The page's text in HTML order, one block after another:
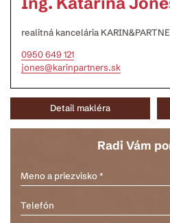
realitná kancelária
0950 649 121
jones@karinpartners.sk
Detail makléra
Radi Vám